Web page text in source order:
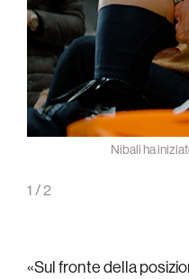
Nibali ha
1 / 2
«Sul fronte della